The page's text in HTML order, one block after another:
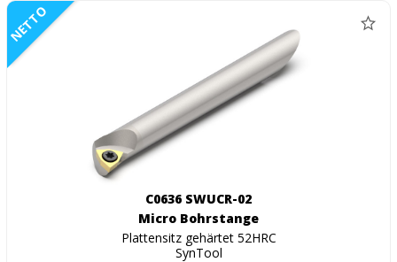
NETTO
C0636 SWUCR-02
Micro Bohrstange
Plattensitz gehärtet 52HRC
SynTool